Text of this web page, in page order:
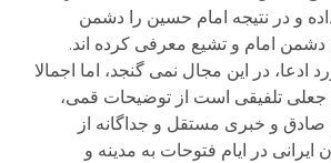
و در نتیجه امام حسین را دشمن
را دشمن امام و تشیع معرفی کرده اند.
در این مجال نمی گنجد، اما اجمالا
تلفیقی است از توضیحات قمی،
صادق و خبری مستقل و جداگانه از
در ایام فتوحات به مدینه و